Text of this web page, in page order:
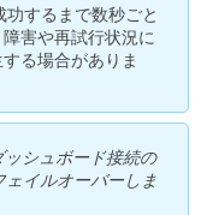
するまで数秒ごと
害や再試行状況に
る場合がありま
ッシュボード接続の
ェイルオーバーしま